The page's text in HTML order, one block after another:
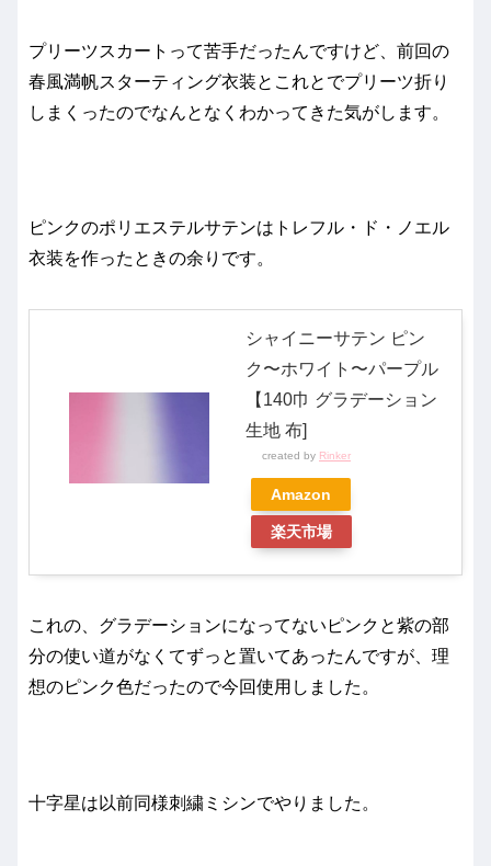
プリーツスカートって苦手だったんですけど、前回の
春風満帆スターティング衣装とこれとでプリーツ折り
しまくったのでなんとなくわかってきた気がします。
ピンクのポリエステルサテンはトレフル・ド・ノエル
衣装を作ったときの余りです。
シャイニーサテン ピン
ク〜ホワイト〜パープル
【140巾 グラデーション
生地 布]
created by Rinker
Amazon
楽天市場
これの、グラデーションになってないピンクと紫の部
分の使い道がなくてずっと置いてあったんですが、理
想のピンク色だったので今回使用しました。
十字星は以前同様刺繍ミシンでやりました。